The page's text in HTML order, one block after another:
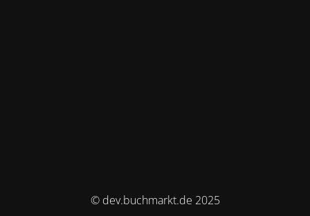
© dev.buchmarkt.de 2025